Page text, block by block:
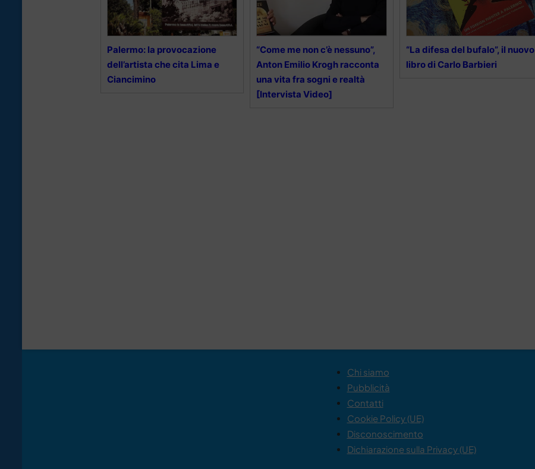
Palermo: la provocazione
dell’artista che cita Lima e
Ciancimino
“Come me non c’è nessuno”,
Anton Emilio Krogh racconta
una vita fra sogni e realtà
[Intervista Video]
“La difesa del bufalo”, il nuovo
libro di Carlo Barbieri
Chi siamo
Pubblicità
Contatti
Cookie Policy (UE)
Disconoscimento
Dichiarazione sulla Privacy (UE)